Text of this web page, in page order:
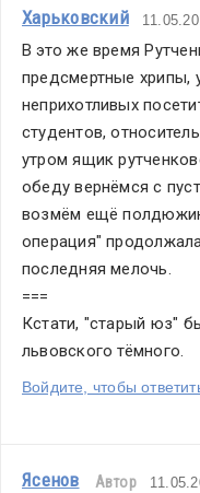
Харьковский
В это же время
предсмертные хрипы,
неприхотливых
студентов,
утром ящик
обеду вернёмся с
возмём ещё
операция"
последняя мелочь.
===
Кстати, "старый юз"
львовского тёмного.
Войдите, чтобы
Ясенов Автор